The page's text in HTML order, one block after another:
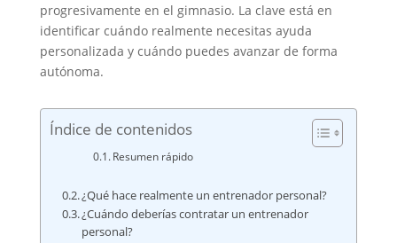
progresivamente en el gimnasio. La clave está en
identificar cuándo realmente necesitas ayuda
personalizada y cuándo puedes avanzar de forma
autónoma.
Índice de contenidos
Resumen rápido
¿Qué hace realmente un entrenador personal?
¿Cuándo deberías contratar un entrenador
personal?